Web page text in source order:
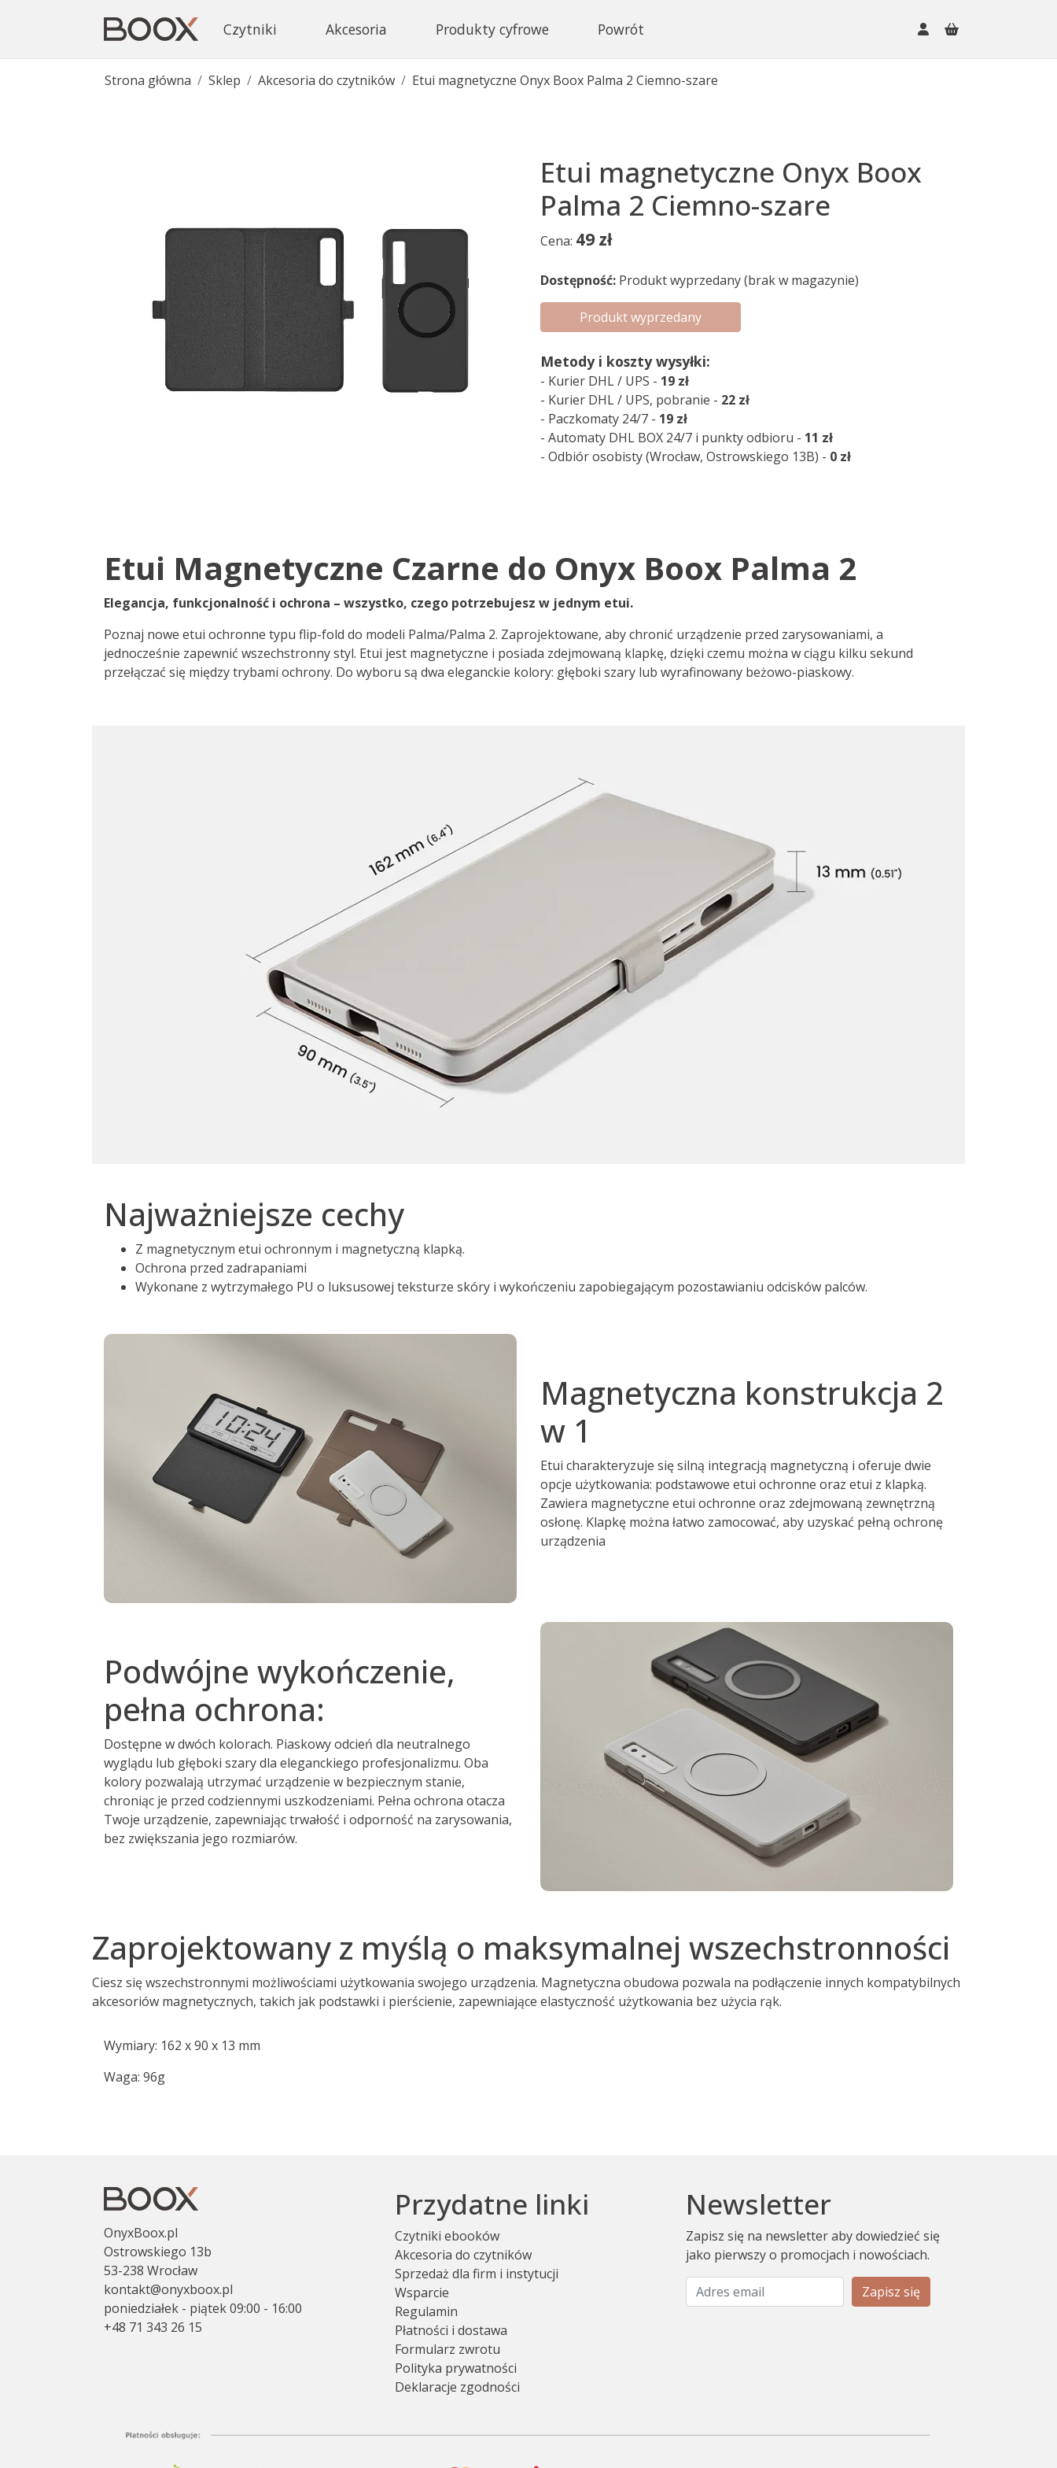
Czytniki Akcesoria Produkty cyfrowe Powrót
Strona główna Sklep Akcesoria do czytników Etui magnetyczne Onyx Boox Palma 2 Ciemno-szare
Etui magnetyczne Onyx Boox
Palma 2 Ciemno-szare
Cena: 49zł
Dostępność: Produkt wyprzedany (brak w magazynie)
Produkt wyprzedany
Metody i koszty wysyłki:
- Kurier DHL / UPS - 19 zł
- Kurier DHL / UPS, pobranie - 22 zł
- Paczkomaty 24/7 - 19 zł
- Automaty DHL BOX 24/7 i punkty odbioru - 11 zł
- Odbiór osobisty (Wrocław, Ostrowskiego 13B) - 0 zł
Etui Magnetyczne Czarne do Onyx Boox Palma 2
Elegancja, funkcjonalność i ochrona – wszystko, czego potrzebujesz w jednym etui.
Poznaj nowe etui ochronne typu flip-fold do modeli Palma/Palma 2. Zaprojektowane, aby chronić urządzenie przed zarysowaniami, a
jednocześnie zapewnić wszechstronny styl. Etui jest magnetyczne i posiada zdejmowaną klapkę, dzięki czemu można w ciągu kilku sekund
przełączać się między trybami ochrony. Do wyboru są dwa eleganckie kolory: głęboki szary lub wyrafinowany beżowo-piaskowy.
Najważniejsze cechy
Z magnetycznym etui ochronnym i magnetyczną klapką.
Ochrona przed zadrapaniami
Wykonane z wytrzymałego PU o luksusowej teksturze skóry i wykończeniu zapobiegającym pozostawianiu odcisków palców.
Magnetyczna konstrukcja 2
w 1
Etui charakteryzuje się silną integracją magnetyczną i oferuje dwie
opcje użytkowania: podstawowe etui ochronne oraz etui z klapką.
Zawiera magnetyczne etui ochronne oraz zdejmowaną zewnętrzną
osłonę. Klapkę można łatwo zamocować, aby uzyskać pełną ochronę
urządzenia
Podwójne wykończenie,
pełna ochrona:
Dostępne w dwóch kolorach. Piaskowy odcień dla neutralnego
wyglądu lub głęboki szary dla eleganckiego profesjonalizmu. Oba
kolory pozwalają utrzymać urządzenie w bezpiecznym stanie,
chroniąc je przed codziennymi uszkodzeniami. Pełna ochrona otacza
Twoje urządzenie, zapewniając trwałość i odporność na zarysowania,
bez zwiększania jego rozmiarów.
Zaprojektowany z myślą o maksymalnej wszechstronności
Ciesz się wszechstronnymi możliwościami użytkowania swojego urządzenia. Magnetyczna obudowa pozwala na podłączenie innych kompatybilnych
akcesoriów magnetycznych, takich jak podstawki i pierścienie, zapewniające elastyczność użytkowania bez użycia rąk.
Wymiary: 162 x 90 x 13 mm
Waga: 96g
OnyxBoox.pl
Ostrowskiego 13b
53-238 Wrocław
kontakt@onyxboox.pl
poniedziałek - piątek 09:00 - 16:00
+48 71 343 26 15
Przydatne linki
Czytniki ebooków
Akcesoria do czytników
Sprzedaż dla firm i instytucji
Wsparcie
Regulamin
Płatności i dostawa
Formularz zwrotu
Polityka prywatności
Deklaracje zgodności
Newsletter
Zapisz się na newsletter aby dowiedzieć się
jako pierwszy o promocjach i nowościach.
Zapisz się